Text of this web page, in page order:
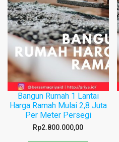
Bangun Rumah 1 Lantai
Harga Ramah Mulai 2,8 Juta
Per Meter Persegi
Rp2.800.000,00